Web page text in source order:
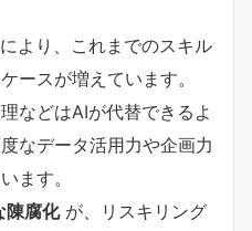
より、これまでのスキル
ースが増えています。
などはAIが代替できるよ
なデータ活用力や企画力
ます。
陳腐化が、リスキリング